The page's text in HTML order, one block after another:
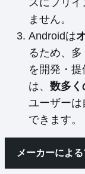
スにプリ
ません。
Androidは
るため、
を開発・
は、 数多く
ユーザー
できます。
メーカーによ